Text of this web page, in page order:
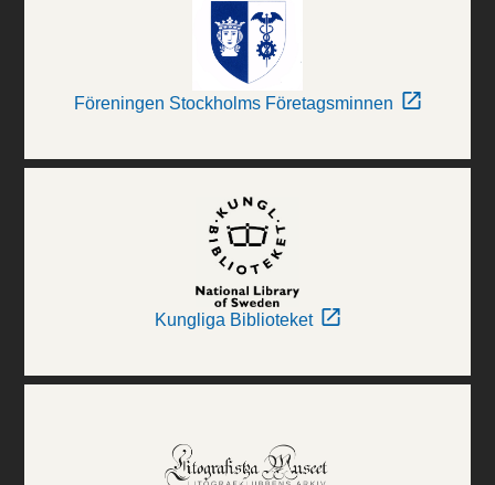
Föreningen Stockholms Företagsminnen
Kungliga Biblioteket